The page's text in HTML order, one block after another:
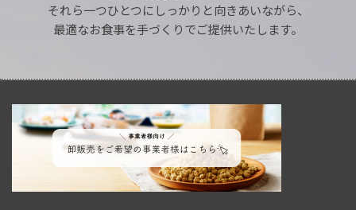
それら一つひとつにしっかりと向きあいながら、
最適なお食事を手づくりでご提供いたします。